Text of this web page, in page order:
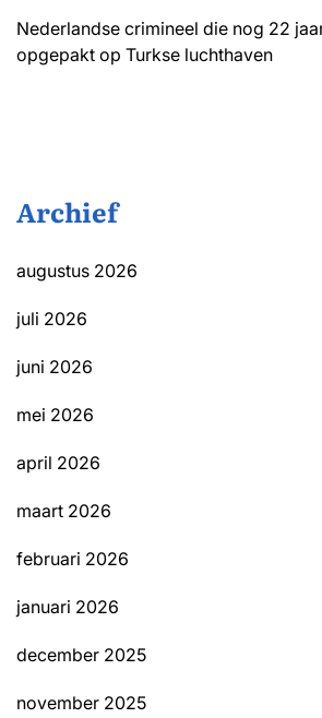
Nederlandse crimineel die nog 22
opgepakt op Turkse luchthaven
Archief
augustus 2026
juli 2026
juni 2026
mei 2026
april 2026
maart 2026
februari 2026
januari 2026
december 2025
november 2025